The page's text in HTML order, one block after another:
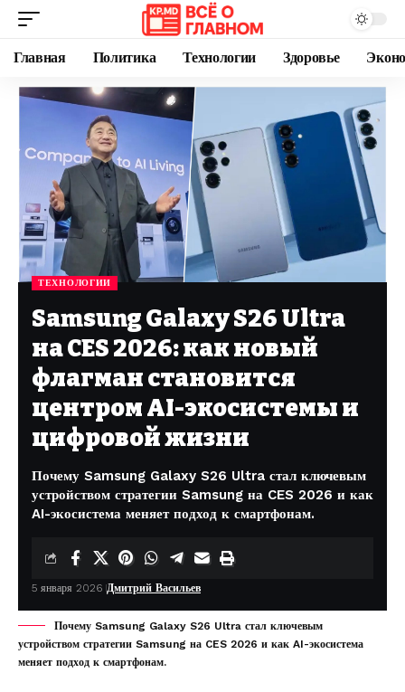
Главная Политика Технологии Здоровье
ТЕХНОЛОГИИ
Samsung Galaxy S26 Ultra
на CES 2026: как новый
флагман становится
центром AI-экосистемы и
цифровой жизни
Почему Samsung Galaxy S26 Ultra стал ключевым
устройством стратегии Samsung на CES 2026 и как
AI-экосистема меняет подход к смартфонам.
5 января 2026 Дмитрий Васильев
Почему Samsung Galaxy S26 Ultra стал ключевым
устройством стратегии Samsung на CES 2026 и как AI-экосистема
меняет подход к смартфонам.